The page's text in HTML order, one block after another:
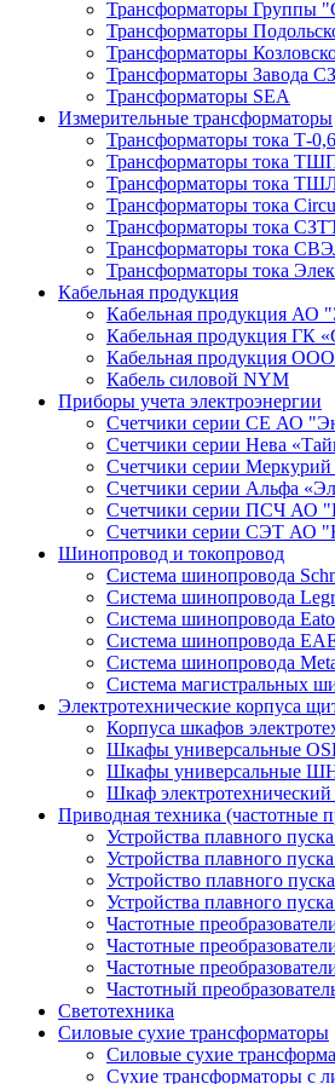
Трансформаторы Группы
Трансформаторы
Трансформаторы
Трансформаторы Завода
Трансформаторы SEA
Измерительные трансформаторы
Трансформаторы тока Т-
Трансформаторы тока
Трансформаторы тока
Трансформаторы тока
Трансформаторы тока
Трансформаторы тока
Трансформаторы тока
Кабельная продукция
Кабельная продукция АО
Кабельная продукция ГК
Кабельная продукция
Кабель силовой NYM
Приборы учета электроэнергии
Счетчики серии СЕ АО
Счетчики серии Нева
Счетчики серии Меркурий
Счетчики серии Альфа
Счетчики серии ПСЧ АО
Счетчики серии СЭТ АО
Шинопровод и токопровод
Система шинопровода
Система шинопровода
Система шинопровода
Система шинопровода
Система шинопровода
Система магистральных
Электротехнические корпуса
Корпуса шкафов
Шкафы универсальные
Шкафы универсальные
Шкаф
Приводная техника (частотные
Устройства плавного
Устройства плавного
Устройство плавного
Устройства плавного
Частотные
Частотные
Частотные
Частотный
Светотехника
Силовые сухие трансформаторы
Силовые сухие
Сухие трансформаторы с